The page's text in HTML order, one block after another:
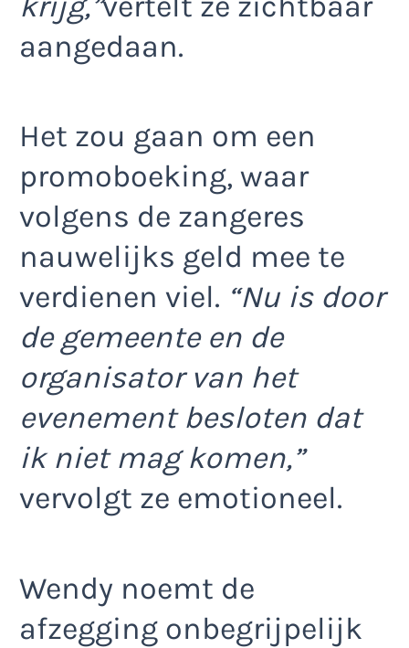
aangedaan.
Het zou gaan om een
promoboeking, waar
volgens de zangeres
nauwelijks geld mee te
verdienen viel. “Nu is door
de gemeente en de
organisator van het
evenement besloten dat
ik niet mag komen,”
vervolgt ze emotioneel.
Wendy noemt de
afzegging onbegrijpelijk